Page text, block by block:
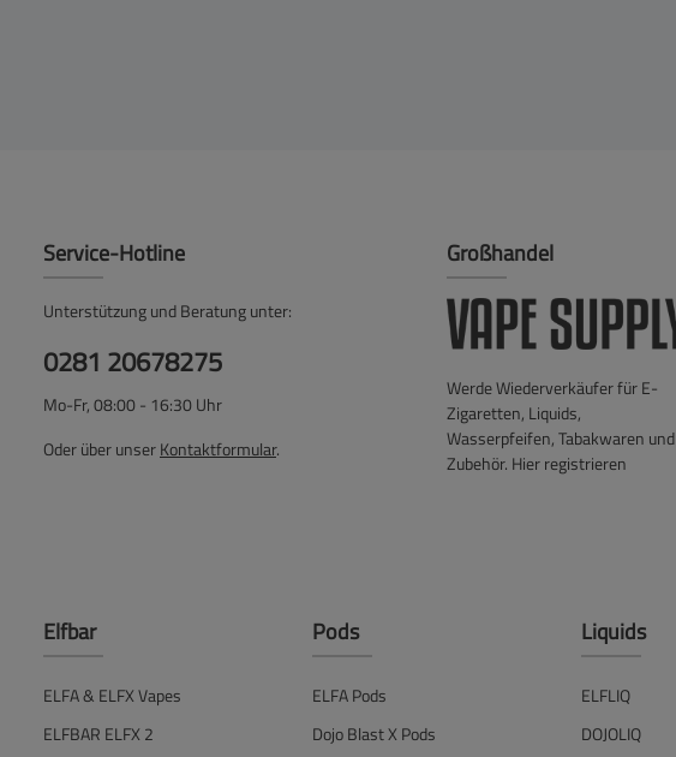
Service-Hotline
Unterstützung und Beratung unter:
0281 20678275
Mo-Fr, 08:00 - 16:30 Uhr
Oder über unserKontaktformular.
Großhandel
Werde Wiederverkäufer für E-
Zigaretten, Liquids,
Wasserpfeifen, Tabakwaren und
Zubehör. Hier registrieren
Elfbar
ELFA & ELFX Vapes
ELFBAR ELFX 2
Pods
ELFA Pods
Dojo Blast X Pods
Liquids
ELFLIQ
DOJOLIQ